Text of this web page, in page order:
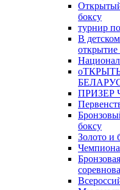
боксу
турнир
В
ПРИЗЕР
боксу
Золото и